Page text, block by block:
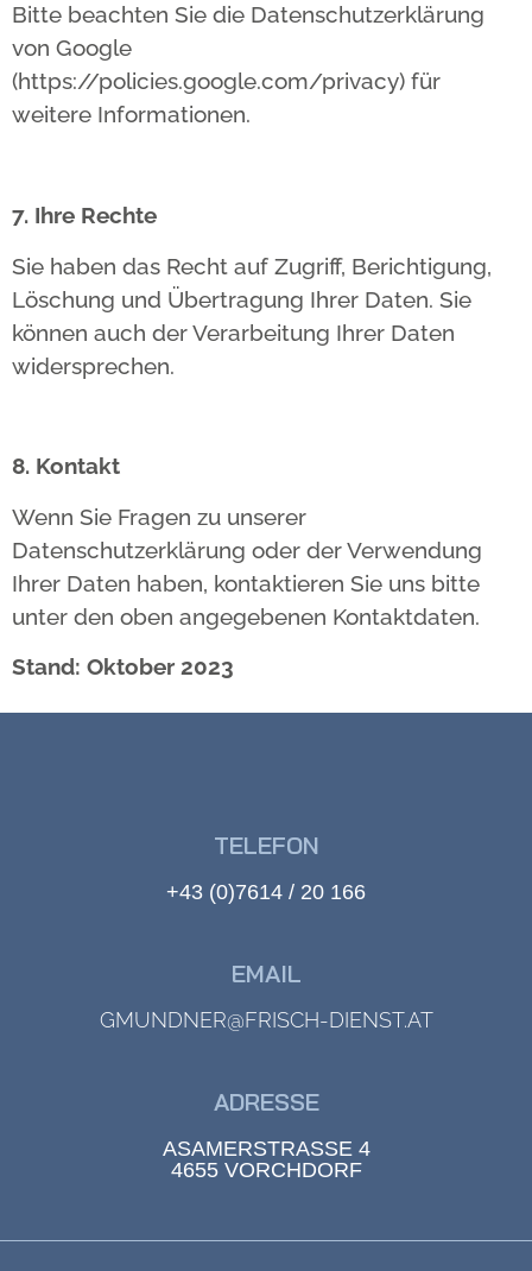
Bitte beachten Sie die Datenschutzerklärung
von Google
(https://policies.google.com/privacy) für
weitere Informationen.
7. Ihre Rechte
Sie haben das Recht auf Zugriff, Berichtigung,
Löschung und Übertragung Ihrer Daten. Sie
können auch der Verarbeitung Ihrer Daten
widersprechen.
8. Kontakt
Wenn Sie Fragen zu unserer
Datenschutzerklärung oder der Verwendung
Ihrer Daten haben, kontaktieren Sie uns bitte
unter den oben angegebenen Kontaktdaten.
Stand: Oktober 2023
TELEFON
+43 (0)7614 / 20 166
EMAIL
GMUNDNER@FRISCH-DIENST.AT
ADRESSE
ASAMERSTRASSE 4
4655 VORCHDORF